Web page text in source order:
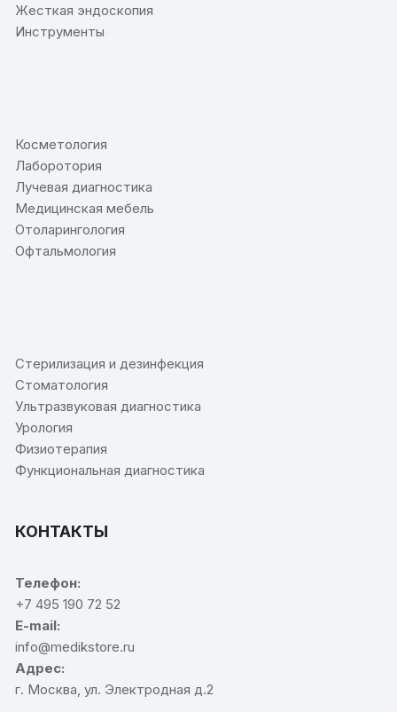
Жесткая эндоскопия
Инструменты
Косметология
Лаборотория
Лучевая диагностика
Медицинская мебель
Отоларингология
Офтальмология
Стерилизация и дезинфекция
Стоматология
Ультразвуковая диагностика
Урология
Физиотерапия
Функциональная диагностика
КОНТАКТЫ
Телефон:
+7 495 190 72 52
E-mail:
info@medikstore.ru
Адрес:
г. Москва, ул. Электродная д.2